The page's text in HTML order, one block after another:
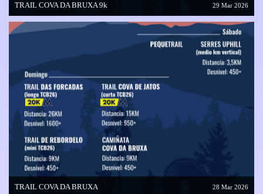
TRAIL COVA DA BRUXA 9k 29 Mar 2026
TRAIL COVA DA BRUXA 28 Mar 2026